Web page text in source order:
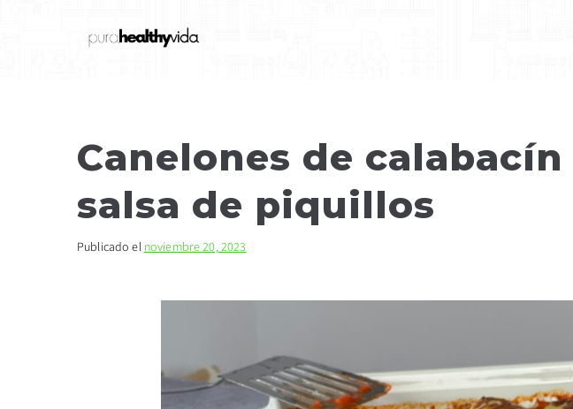
Canelones de
salsa de piquillos
Publicado el noviembre 20, 2023